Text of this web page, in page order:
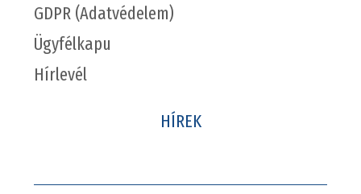
GDPR (Adatvédelem)
Ügyfélkapu
Hírlevél
HÍREK